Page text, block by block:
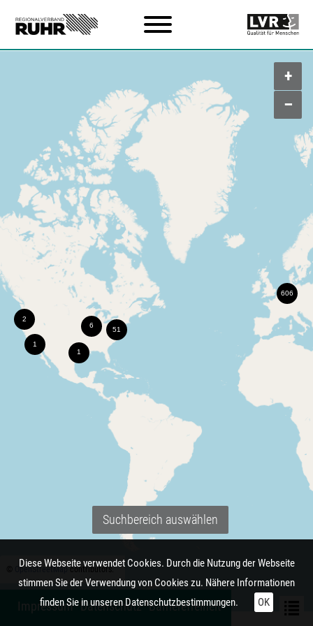
+
–
OpenStreetMapcontributors.
Suchbereich auswählen
Diese Webseite verwendet Cookies. Durch die Nutzung der Webseite
stimmen Sie der Verwendung von Cookies zu. Nähere Informationen
finden Sie in unserenDatenschutzbestimmungen. OK
Impressum Datenschutz Barrierefreiheit